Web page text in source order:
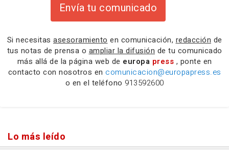
Envía tu comunicado
Si necesitas asesoramiento en comunicación, redacción de
tus notas de prensa o ampliar la difusión de tu comunicado
más allá de la página web de europa press , ponte en
contacto con nosotros en comunicacion@europapress.es
o en el teléfono 913592600
Lo más leído